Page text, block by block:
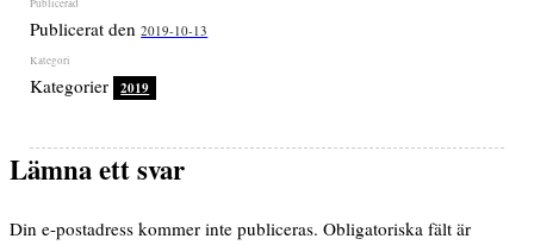
Publicerat den2019-10-13
Kategorier 2019
Lämna ett svar
Din e-postadress kommer inte publiceras. Obligatoriska fält är